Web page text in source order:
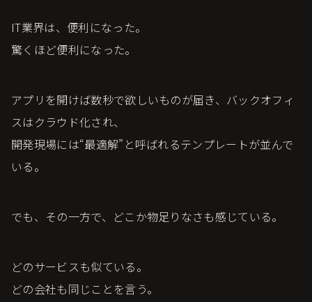
IT業界は、便利になった。
驚くほど便利になった。
アプリを開けば数秒で欲しいものが届き、バックオフィ
スはクラウド化され、
開発現場には“最適解”と呼ばれるテンプレートが並んで
いる。
でも、その一方で、どこか物足りなさも感じている。
どのサービスも似ている。
どの会社も同じことを言う。